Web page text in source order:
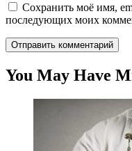
Сохранить моё имя,
последующих моих
You May Have